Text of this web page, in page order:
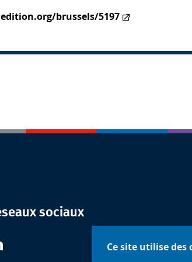
Ce site utilise des
brussels/5197
sociaux